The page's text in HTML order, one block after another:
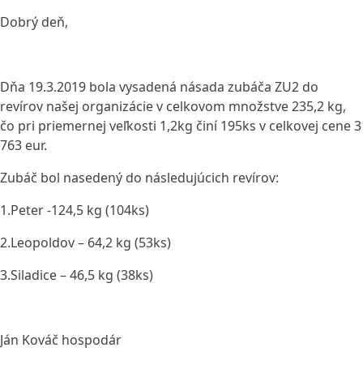
Dobrý deň,
Dňa 19.3.2019 bola vysadená násada zubáča ZU2 do
revírov našej organizácie v celkovom množstve 235,2 kg,
čo pri priemernej veľkosti 1,2kg činí 195ks v celkovej cene 3
763 eur.
Zubáč bol nasedený do následujúcich revírov:
1.Peter -124,5 kg (104ks)
2.Leopoldov – 64,2 kg (53ks)
3.Siladice – 46,5 kg (38ks)
Ján Kováč hospodár